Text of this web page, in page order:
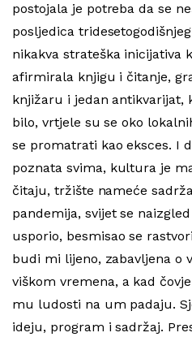
postojala je potreba da se
posljedica
nikakva strateška inicijativa
afirmirala knjigu i čitanje,
knjižaru i jedan antikvarijat,
bilo, vrtjele su se oko
se promatrati kao eksces. I
poznata svima, kultura je
čitaju, tržište nameće
pandemija, svijet se
usporio, besmisao se
budi mi lijeno, zabavljena o
viškom vremena, a kad
mu ludosti na um padaju.
ideju, program i sadržaj.